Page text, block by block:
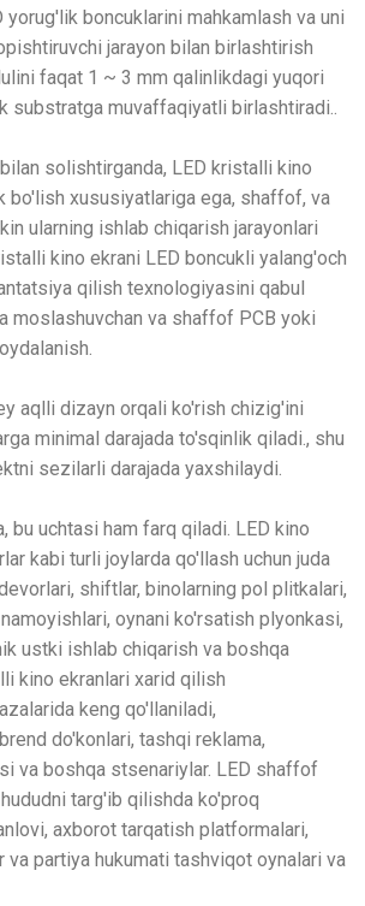
yorug'lik boncuklarini mahkamlash va uni
jarayon bilan birlashtirish
faqat 1 ~ 3 mm qalinlikdagi yuqori
muvaffaqiyatli birlashtiradi..
solishtirganda, LED kristalli kino
bo'lish xususiyatlariga ega, shaffof, va
ularning ishlab chiqarish jarayonlari
kino ekrani LED boncukli yalang'och
qilish texnologiyasini qabul
moslashuvchan va shaffof PCB yoki
aqlli dizayn orqali ko'rish chizig'ini
minimal darajada to'sqinlik qiladi., shu
sezilarli darajada yaxshilaydi.
bu uchtasi ham farq qiladi. LED kino
kabi turli joylarda qo'llash uchun juda
shiftlar, binolarning pol plitkalari,
oynani ko'rsatish plyonkasi,
ustki ishlab chiqarish va boshqa
kino ekranlari xarid qilish
keng qo'llaniladi,
do'konlari, tashqi reklama,
va boshqa stsenariylar. LED shaffof
targ'ib qilishda ko'proq
axborot tarqatish platformalari,
va partiya hukumati tashviqot oynalari va